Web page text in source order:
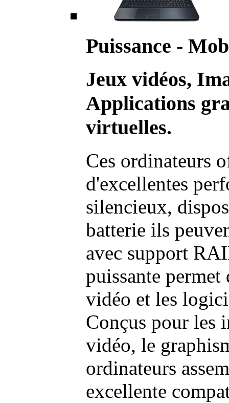
Puissance -
Jeux vidéos,
Applications
virtuelles.
Ces ordinateurs
d'excellentes
silencieux,
batterie ils
avec support
puissante permet
vidéo et les
Conçus pour les
vidéo, le
ordinateurs
excellente